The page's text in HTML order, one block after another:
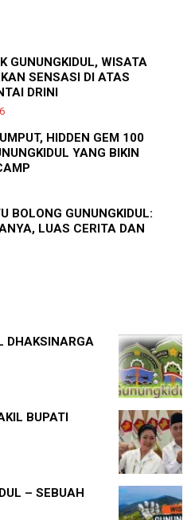
GUNUNGKIDUL, WISATA
SENSASI DI ATAS
DRINI
HIDDEN GEM 100
YANG BIKIN
BOLONG GUNUNGKIDUL:
LUAS CERITA DAN
DHAKSINARGA
BUPATI
– SEBUAH